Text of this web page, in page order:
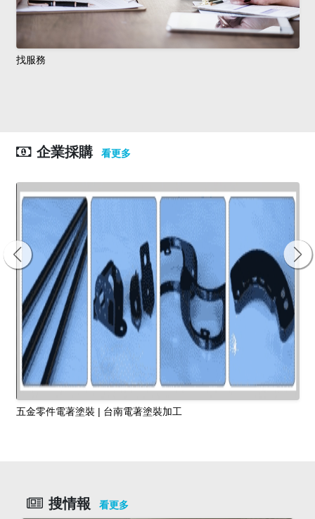
找服務
企業採購 看更多
五金零件電著塗裝 | 台南電著塗裝加工
搜情報 看更多